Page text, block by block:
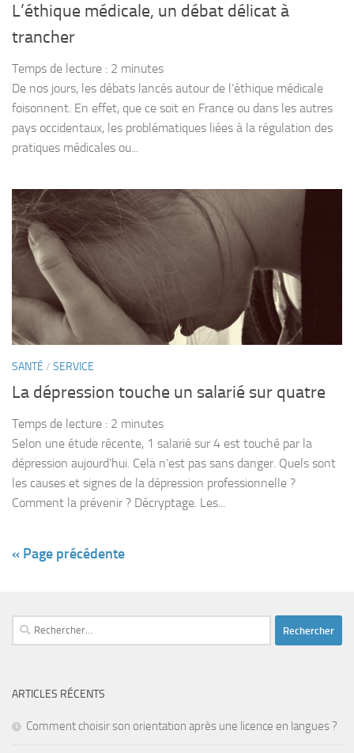
L’éthique médicale, un débat délicat à
trancher
Temps de lecture : 2 minutes
De nos jours, les débats lancés autour de l’éthique médicale
foisonnent. En effet, que ce soit en France ou dans les autres
pays occidentaux, les problématiques liées à la régulation des
pratiques médicales ou...
SANTÉ / SERVICE
La dépression touche un salarié sur quatre
Temps de lecture : 2 minutes
Selon une étude récente, 1 salarié sur 4 est touché par la
dépression aujourd’hui. Cela n’est pas sans danger. Quels sont
les causes et signes de la dépression professionnelle ?
Comment la prévenir ? Décryptage. Les...
« Page précédente
Rechercher :
ARTICLES RÉCENTS
Comment choisir son orientation après une licence en langues ?